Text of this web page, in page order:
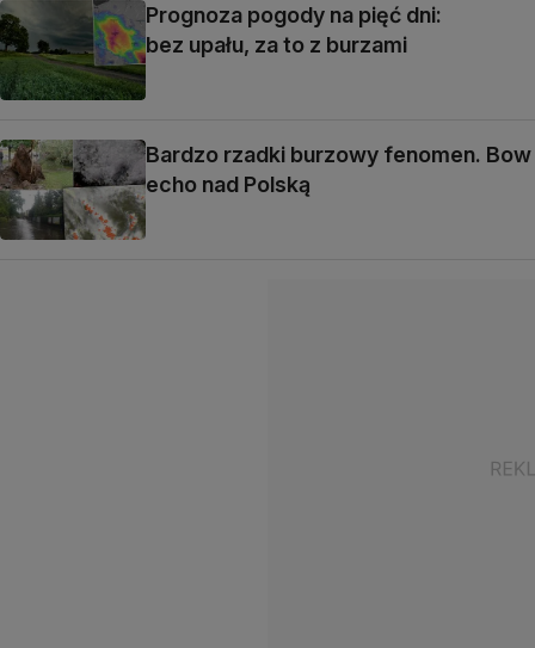
Prognoza pogody na pięć dni:
bez upału, za to z burzami
Bardzo rzadki burzowy fenomen. Bow
echo nad Polską